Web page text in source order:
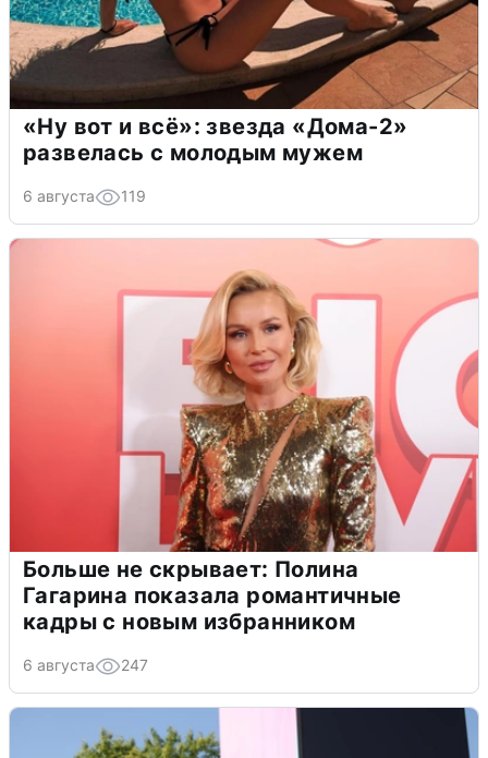
«Ну вот и всё»: звезда «Дома-2»
развелась с молодым мужем
6 августа 119
Больше не скрывает: Полина
Гагарина показала романтичные
кадры с новым избранником
6 августа 247